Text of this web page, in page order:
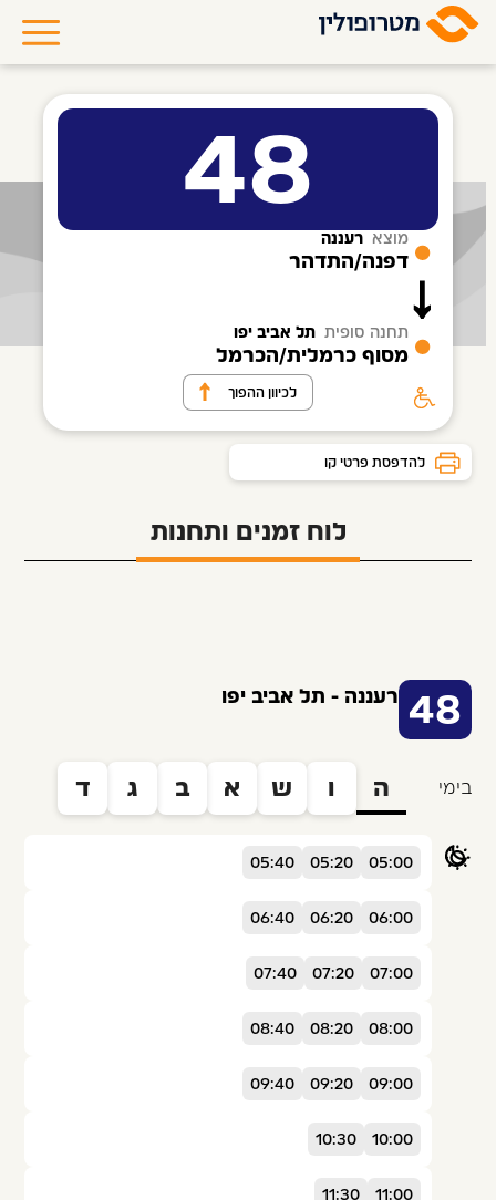
48
מוצא רעננה
דפנה/התדהר
תחנה סופית תל אביב יפו
מסוף כרמלית/הכרמל
לכיוון ההפוך
להדפסת פרטי קו
לוח זמנים ותחנות
48 רעננה - תל אביב יפו
בימי ה ו ש א ב ג ד
05:00
05:20
05:40
06:00
06:20
06:40
07:00
07:20
07:40
08:00
08:20
08:40
09:00
09:20
09:40
10:00
10:30
11:00
11:30